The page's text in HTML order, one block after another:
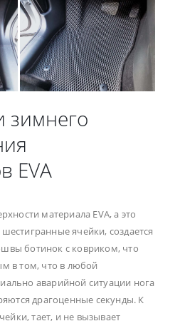
зимнего
EVA
материала EVA, а это
ячейки, создается
ботинок с ковриком, что
в том, что в любой
аварийной ситуации нога
драгоценные секунды. К
тает, и не вызывает